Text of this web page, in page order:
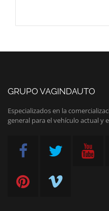
GRUPO VAGINDAUTO
Especializados en la
general para el vehículo actual y